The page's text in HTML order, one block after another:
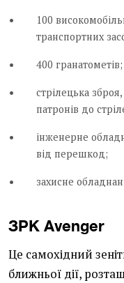
100
транспортних
400 гранатометів;
стрілецька
патронів до
інженерне
від перешкод;
захисне
ЗРК Avenger
Це самохідний
ближньої дії,